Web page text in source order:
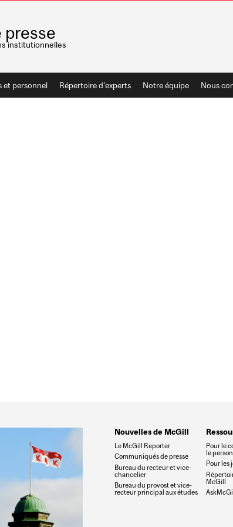
presse
institutionnelles
et personnel Répertoire d'experts Notre équipe Nous
Nouvelles de McGill
Le McGill Reporter
Communiqués de presse
Bureau du recteur et vice-
chancelier
Bureau du provost et vice-
recteur principal aux études
Pour le
le
Pour les
McGill